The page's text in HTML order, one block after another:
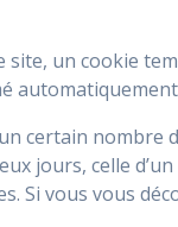
un cookie
certain
jours, celle
Si vous vous